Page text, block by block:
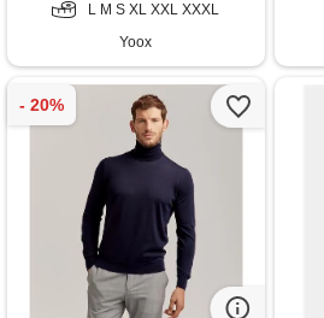
L M S XL XXL XXXL
Yoox